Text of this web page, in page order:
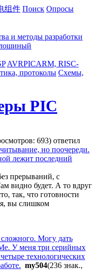
组件 Поиск Опросы
и методы разработки
AVRPICARM, RISC-
протоколы Схемы,
PIC
693) ответил
но поочереди.
лежит последний
прерываний, с
видно будет. А то вдруг
так, что готовности
вы слишком
Могу дать
У меня три серийных
технологических
my504(236 знак.,